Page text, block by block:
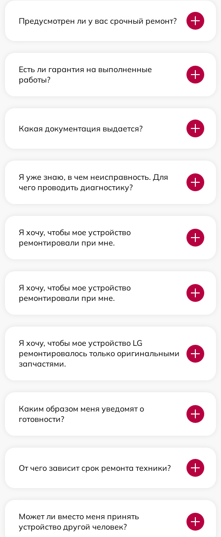
Предусмотрен ли у вас срочный ремонт?
Есть ли гарантия на выполненные
работы?
Какая документация выдается?
Я уже знаю, в чем неисправность. Для
чего проводить диагностику?
Я хочу, чтобы мое устройство
ремонтировали при мне.
Я хочу, чтобы мое устройство
ремонтировали при мне.
Я хочу, чтобы мое устройство LG
ремонтировалось только оригинальными
запчастями.
Каким образом меня уведомят о
готовности?
От чего зависит срок ремонта техники?
Может ли вместо меня принять
устройство другой человек?